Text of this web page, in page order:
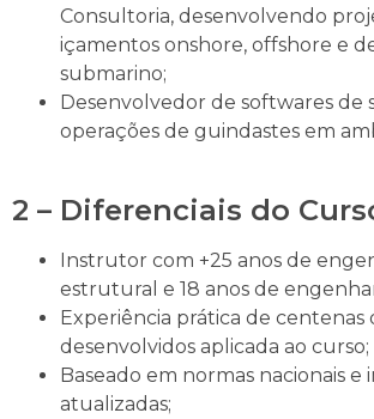
Consultoria, desenvolvendo
içamentos onshore, offshore e
submarino;
Desenvolvedor de softwares de
operações de guindastes em
2 – Diferenciais do
Instrutor com +25 anos de
estrutural e 18 anos de
Experiência prática de centenas
desenvolvidos aplicada ao curso;
Baseado em normas nacionais e
atualizadas;